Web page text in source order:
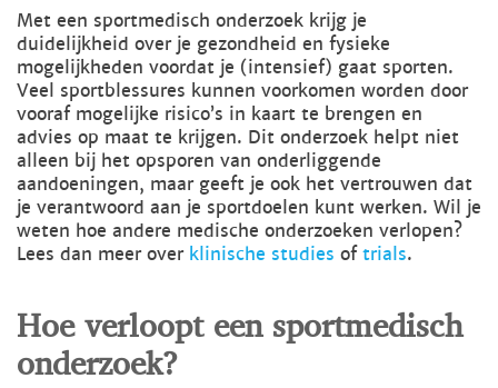
Met een sportmedisch onderzoek krijg je
duidelijkheid over je gezondheid en fysieke
mogelijkheden voordat je (intensief) gaat sporten.
Veel sportblessures kunnen voorkomen worden door
vooraf mogelijke risico’s in kaart te brengen en
advies op maat te krijgen. Dit onderzoek helpt niet
alleen bij het opsporen van onderliggende
aandoeningen, maar geeft je ook het vertrouwen dat
je verantwoord aan je sportdoelen kunt werken. Wil je
weten hoe andere medische onderzoeken verlopen?
Lees dan meer over klinische studies oftrials.
Hoe verloopt een sportmedisch
onderzoek?